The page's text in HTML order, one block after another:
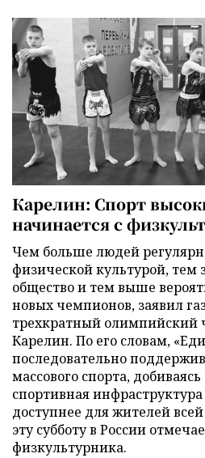
Карелин: Спорт
начинается с
Чем больше людей
физической культурой, тем
общество и тем выше
новых чемпионов, заявил
трехкратный олимпийский
Карелин. По его словам,
последовательно
массового спорта,
спортивная инфраструктура
доступнее для жителей
эту субботу в России
физкультурника.